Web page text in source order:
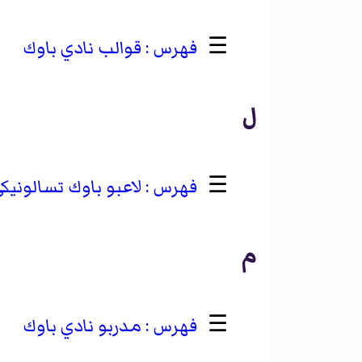
☰ قوالب نادي باوك
ل
☰ لاعبو باوك
م
☰ مدربو نادي باوك